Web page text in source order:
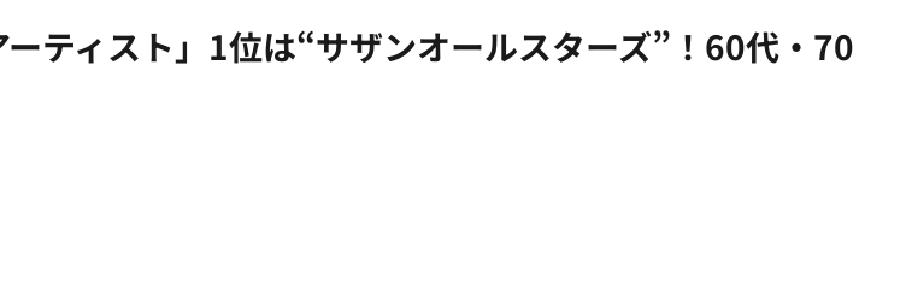
ティスト」1位は“サザンオールスターズ”！60代・70